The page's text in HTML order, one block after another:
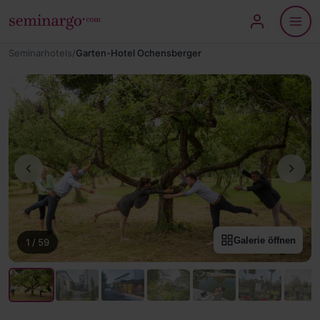
Seminarhotels/Garten-Hotel Ochensberger
1 / 59 Galerie öffnen